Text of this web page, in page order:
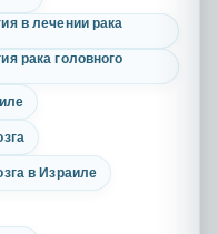
в лечении рака
рака головного
в Израиле